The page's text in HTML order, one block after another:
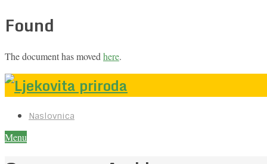
Found
The document has moved here.
Naslovnica
Menu